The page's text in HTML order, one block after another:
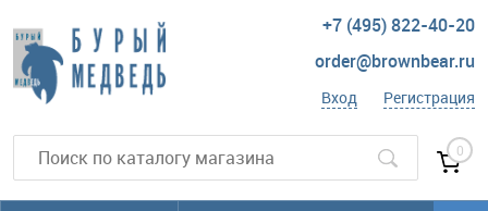
+7 (495) 822-40-20
order@brownbear.ru
Вход Регистрация
0